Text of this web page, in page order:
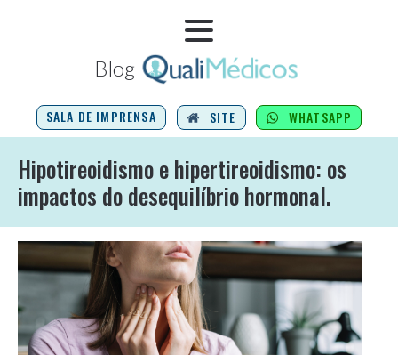
Blog
SALA DE IMPRENSA SITE WHATSAPP
Hipotireoidismo e hipertireoidismo: os
impactos do desequilíbrio hormonal.